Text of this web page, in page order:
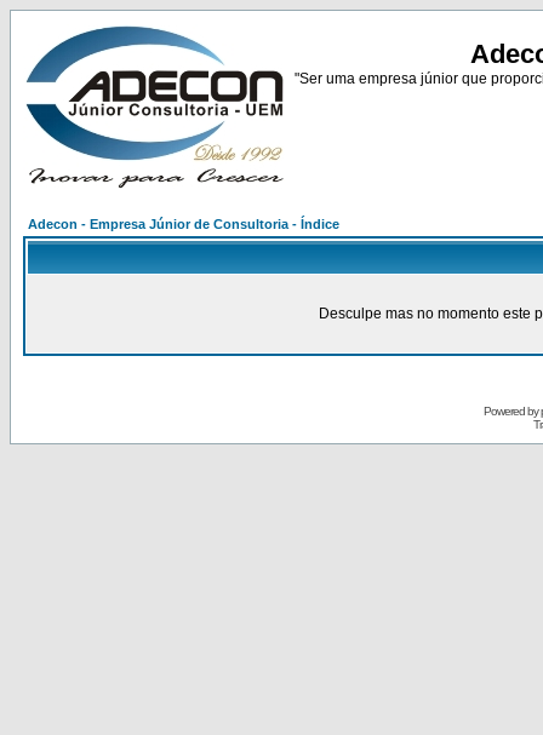
"Ser uma empresa júnior que
Adecon - Empresa Júnior de Consultoria - Índice
Desculpe mas no momento este
Powered by